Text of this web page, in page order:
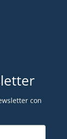
con